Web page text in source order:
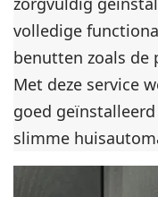
volledige
benutten zoals de
Met deze service
goed
slimme